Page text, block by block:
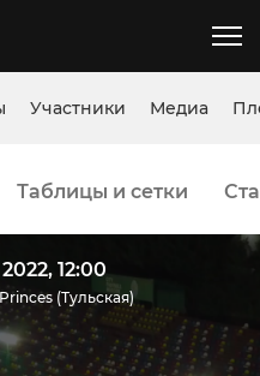
Участники Медиа
Таблицы и сетки
12:00
(Тульская)